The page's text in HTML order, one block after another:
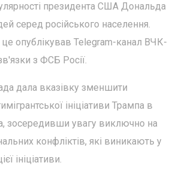
президента США Дональда
серед російського населення.
опублікував Telegram-канал ВЧК-
з ФСБ Росії.
дала вказівку зменшити
ініціативи Трампа в
зосередивши увагу виключно на
конфліктів, які виникають у
ініціативи.